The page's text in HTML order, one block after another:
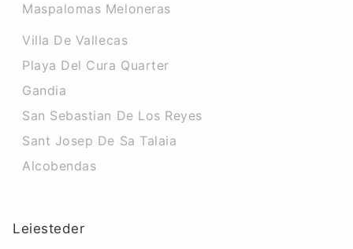
Maspalomas Meloneras
Villa De Vallecas
Playa Del Cura Quarter
Gandia
San Sebastian De Los Reyes
Sant Josep De Sa Talaia
Alcobendas
Leiesteder